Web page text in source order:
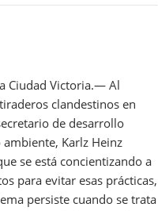
Ciudad Victoria.— Al
clandestinos en
de desarrollo
Karlz Heinz
se está concientizando a
para evitar esas prácticas,
persiste cuando se trata